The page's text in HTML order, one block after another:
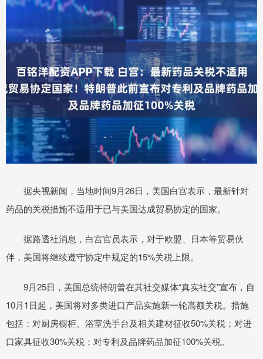
据央视新闻，当地时间9月26日，美国白宫表示，最新针对
药品的关税措施不适用于已与美国达成贸易协定的国家。
据路透社消息，白宫官员表示，对于欧盟、日本等贸易伙
伴，美国将继续遵守协定中规定的15%关税上限。
9月25日，美国总统特朗普在其社交媒体“真实社交”宣布，自
10月1日起，美国将对多类进口产品实施新一轮高额关税。措施
包括：对厨房橱柜、浴室洗手台及相关建材征收50%关税；对进
口家具征收30%关税；对专利及品牌药品加征100%关税。